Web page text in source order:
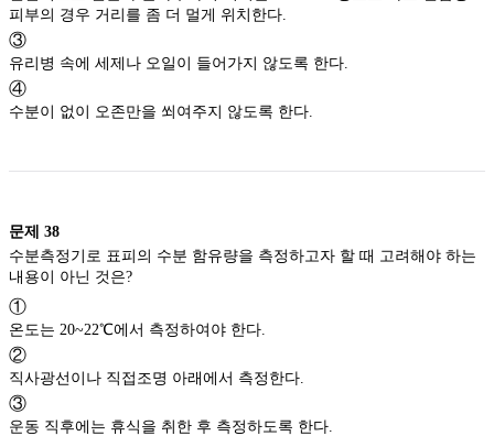
피부의 경우 거리를 좀 더 멀게 위치한다.
③
유리병 속에 세제나 오일이 들어가지 않도록 한다.
④
수분이 없이 오존만을 쐬여주지 않도록 한다.
문제 38
수분측정기로 표피의 수분 함유량을 측정하고자 할 때 고려해야 하는
①
온도는 20~22℃에서 측정하여야 한다.
②
직사광선이나 직접조명 아래에서 측정한다.
③
운동 직후에는 휴식을 취한 후 측정하도록 한다.